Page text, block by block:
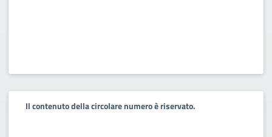
Il contenuto della circolare numero è riservato.